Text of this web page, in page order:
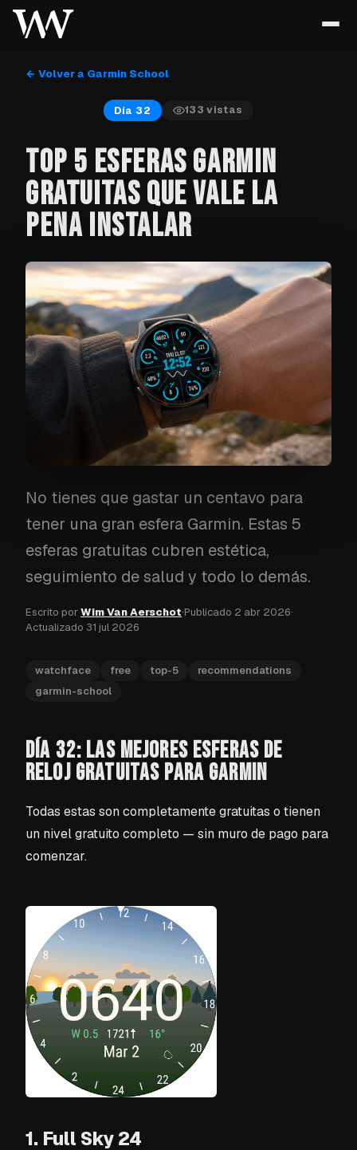
← Volver a Garmin School
Día 32 133 vistas
TOP 5 ESFERAS GARMIN
GRATUITAS QUE VALE LA
PENA INSTALAR
No tienes que gastar un centavo para
tener una gran esfera Garmin. Estas 5
esferas gratuitas cubren estética,
seguimiento de salud y todo lo demás.
Escrito porWim Van Aerschot·Publicado 2 abr 2026·
Actualizado 31 jul 2026
watchface free top-5
recommendations
garmin-school
DÍA 32: LAS MEJORES ESFERAS DE
RELOJ GRATUITAS PARA GARMIN
Todas estas son completamente gratuitas o tienen
un nivel gratuito completo — sin muro de pago para
comenzar.
1. Full Sky 24